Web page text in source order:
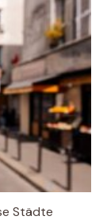
Städte